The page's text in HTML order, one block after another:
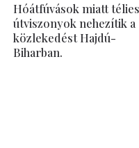
Hóátfúvások miatt télies
útviszonyok nehezítik a
közlekedést Hajdú-
Biharban.